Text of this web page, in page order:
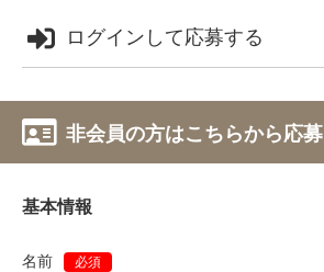
ログインして応募する
非会員の方はこちらから応募
基本情報
名前 必須